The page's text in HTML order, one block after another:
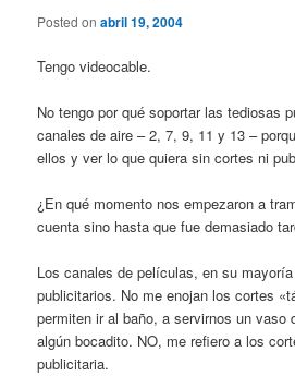
Posted onabril 19, 2004
Tengo videocable.
No tengo por qué soportar las tediosas
canales de aire – 2, 7, 9, 11 y 13 –
ellos y ver lo que quiera sin cortes ni
¿En qué momento nos empezaron a
cuenta sino hasta que fue demasiado
Los canales de películas, en su
publicitarios. No me enojan los cortes
permiten ir al baño, a servirnos un vaso
algún bocadito. NO, me refiero a los
publicitaria.